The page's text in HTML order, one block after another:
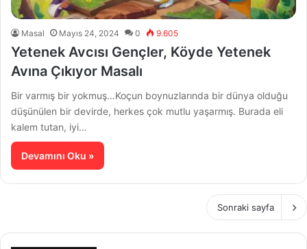
Masal Mayıs 24, 2024 0 9.605
Yetenek Avcısı Gençler, Köyde Yetenek
Avına Çıkıyor Masalı
Bir varmış bir yokmuş…Koçun boynuzlarında bir dünya olduğu
düşünülen bir devirde, herkes çok mutlu yaşarmış. Burada eli
kalem tutan, iyi…
Devamını Oku »
Sonraki sayfa